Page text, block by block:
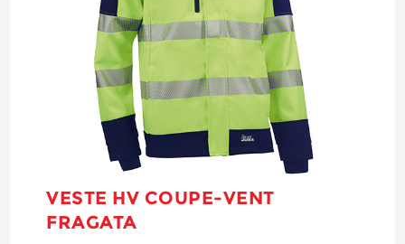
VESTE HV COUPE-VENT
FRAGATA